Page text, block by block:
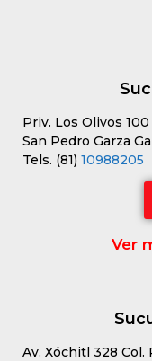
Priv. Los Olivos
San Pedro Garza
Tels. (81) 10988205
Ver
Av. Xóchitl 328 Col.